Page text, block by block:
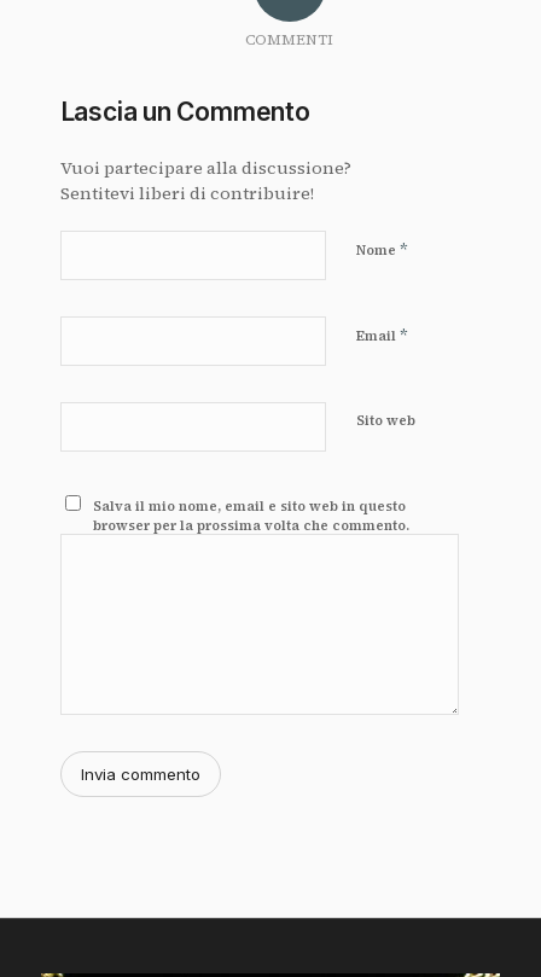
COMMENTI
Lascia un Commento
Vuoi partecipare alla discussione?
Sentitevi liberi di contribuire!
Nome *
Email *
Sito web
Salva il mio nome, email e sito web in questo
browser per la prossima volta che commento.